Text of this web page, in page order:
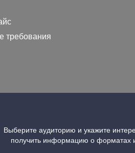
требования
Выберите аудиторию и укажите
получить информацию о форматах